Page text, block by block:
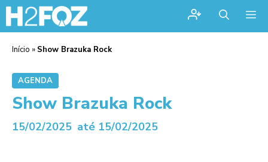
Início » Show Brazuka Rock
AGENDA
Show Brazuka Rock
15/02/2025 até 15/02/2025